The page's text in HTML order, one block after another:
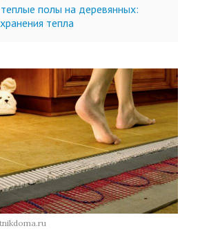
полы на деревянных:
тепла